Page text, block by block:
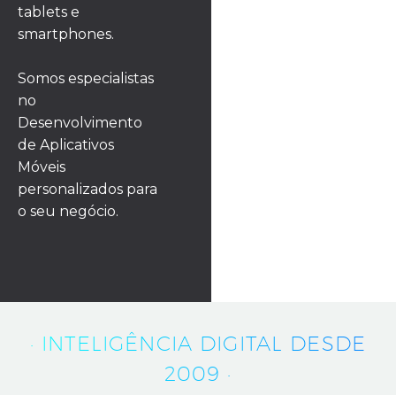
tablets e
smartphones.
Somos especialistas
no
Desenvolvimento
de Aplicativos
Móveis
personalizados para
o seu negócio.
· INTELIGÊNCIA DIGITAL DESDE
2009 ·